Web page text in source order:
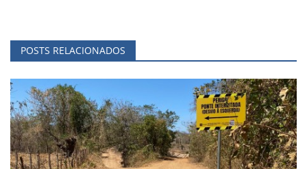
POSTS RELACIONADOS